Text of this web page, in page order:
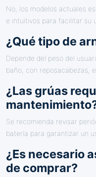
No, los modelos actuales
e intuitivos para facilitar su
¿Qué tipo de
Depende del peso del
baño, con reposacabezas,
¿Las grúas
Se recomienda revisar
batería para garantizar un
¿Es necesario
de comprar?